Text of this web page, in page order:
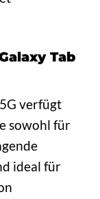
Tab
verfügt
sowohl für
ideal für